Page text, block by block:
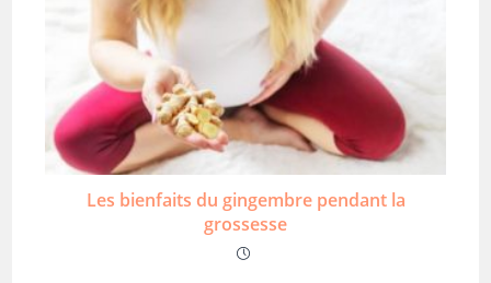
Les bienfaits du gingembre pendant la
grossesse